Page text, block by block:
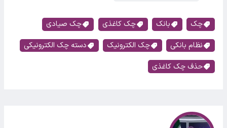
چک بانک چک کاغذی
چک صیادی
نظام بانکی
چک الکترونیک
دسته چک الکترونیکی
حذف چک کاغذی